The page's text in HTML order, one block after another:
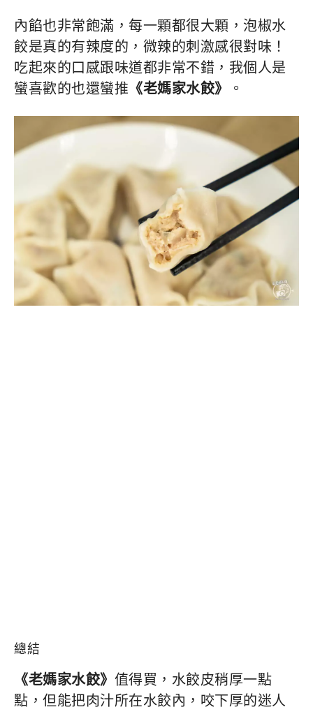
內餡也非常飽滿，每一顆都很大顆，泡椒水
餃是真的有辣度的，微辣的刺激感很對味！
吃起來的口感跟味道都非常不錯，我個人是
蠻喜歡的也還蠻推 《老媽家水餃》 。
總結
《老媽家水餃》 值得買，水餃皮稍厚一點
點，但能把肉汁所在水餃內，咬下厚的迷人